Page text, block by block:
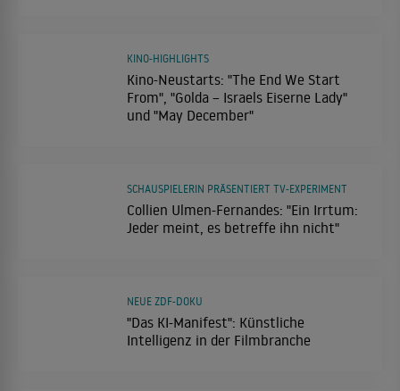
Kino-Neustarts: "The End We Start
From", "Golda – Israels Eiserne Lady"
und "May December"
KINO-HIGHLIGHTS
Collien Ulmen-Fernandes: "Ein Irrtum:
Jeder meint, es betreffe ihn nicht"
SCHAUSPIELERIN PRÄSENTIERT TV-EXPERIMENT
"Das KI-Manifest": Künstliche
Intelligenz in der Filmbranche
NEUE ZDF-DOKU